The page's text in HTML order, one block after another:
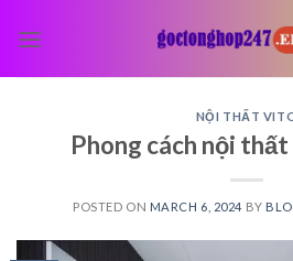
NỘI THẤT
Phong cách nội
POSTED ON MARCH 6, 2024 BY